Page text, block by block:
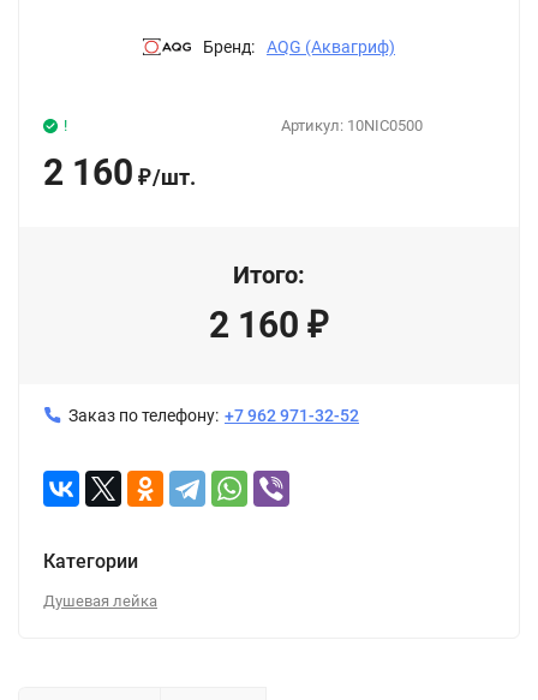
Бренд: AQG (Аквагриф)
Артикул: 10NIC0500
!
2 160 ₽/шт.
Итого:
2 160 ₽
Заказ по телефону: +7 962 971-32-52
Категории
Душевая лейка